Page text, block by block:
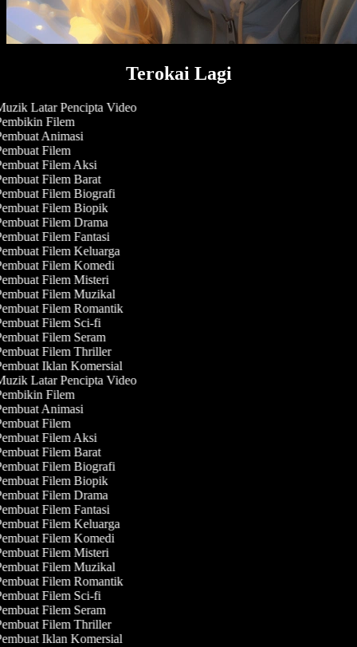
Terokai Lagi
Latar Pencipta Video
Filem
Animasi
Filem
Filem Aksi
Filem Barat
Filem Biografi
Filem Biopik
Filem Drama
Filem Fantasi
Filem Keluarga
Filem Komedi
Filem Misteri
Filem Muzikal
Filem Romantik
Filem Sci-fi
Filem Seram
Filem Thriller
Iklan Komersial
Latar Pencipta Video
Filem
Animasi
Filem
Filem Aksi
Filem Barat
Filem Biografi
Filem Biopik
Filem Drama
Filem Fantasi
Filem Keluarga
Filem Komedi
Filem Misteri
Filem Muzikal
Filem Romantik
Filem Sci-fi
Filem Seram
Filem Thriller
Iklan Komersial